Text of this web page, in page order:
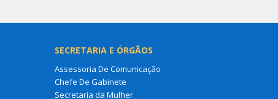
SECRETARIA E ÓRGÃOS
Assessoria De Comunicação
Chefe De Gabinete
Secretaria da Mulher